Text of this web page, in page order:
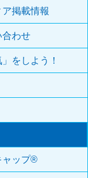
ア掲載情報
合わせ
」をしよう！
ャップ®